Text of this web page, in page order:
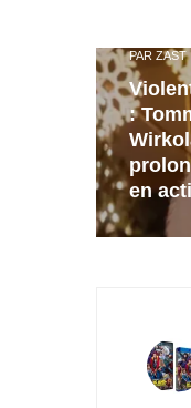
PAR ZAST
:
en